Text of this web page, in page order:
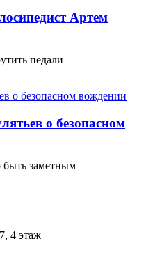
Артем
педали
о безопасном
быть заметным
4 этаж